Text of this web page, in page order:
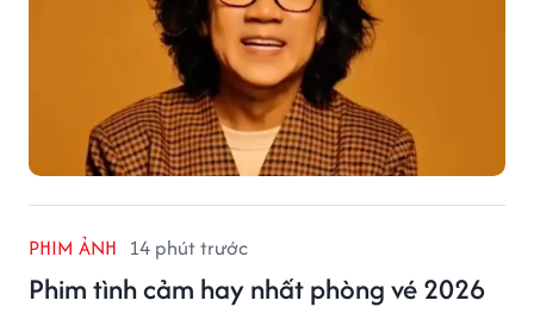
PHIM ẢNH 14 phút trước
Phim tình cảm hay nhất phòng vé 2026